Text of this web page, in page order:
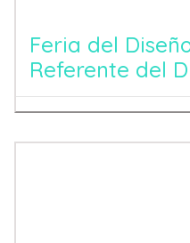
Feria del
Referente del
Latinoamérica